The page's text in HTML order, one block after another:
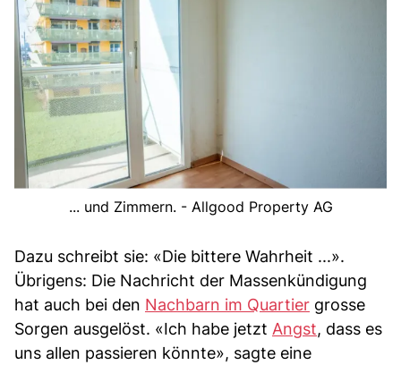
... und Zimmern. - Allgood Property AG
Dazu schreibt sie: «Die bittere Wahrheit ...».
Übrigens: Die Nachricht der Massenkündigung
hat auch bei den Nachbarn im Quartier grosse
Sorgen ausgelöst. «Ich habe jetzt Angst, dass es
uns allen passieren könnte», sagte eine